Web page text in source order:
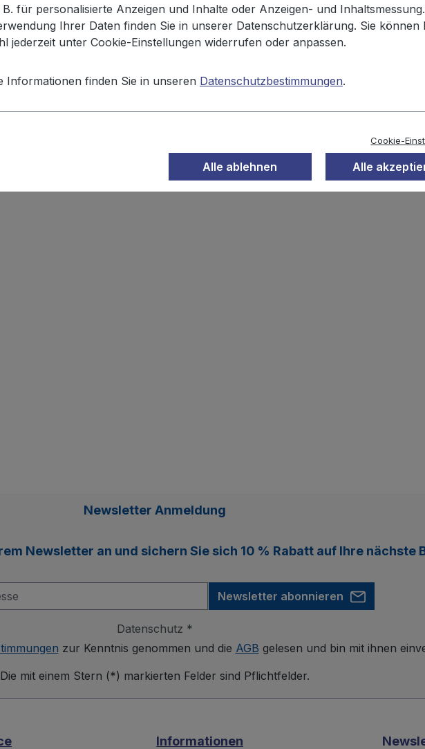
Honey Mustard and Onion 125g. Die würzig-leckeren
und sorgen für eine wahre Geschmacksexplosion bei allen
alle Käseliebhaber bietet XOX mit der Sorte Cheddar Cheese die passende
Molkenpulver, Aroma, 0,7% Zwiebelpulver, Reismehl, Emulgator:
Kann Spuren von
Newsletter Anmeldung
Newsletter an und sichern Sie sich 10 % Rabatt auf Ihre nächste
Newsletter abonnieren
Datenschutz *
zur Kenntnis genommen und die AGB gelesen und bin mit ihnen
Die mit einem Stern (*) markierten Felder sind Pflichtfelder.
Informationen
für personalisierte Anzeigen und Inhalte oder Anzeigen- und
Ihrer Daten finden Sie in unserer Datenschutzerklärung. Sie können
jederzeit unter Cookie-Einstellungen widerrufen oder anpassen.
Informationen finden Sie in unseren Datenschutzbestimmungen.
Cookie-
Alle ablehnen Alle